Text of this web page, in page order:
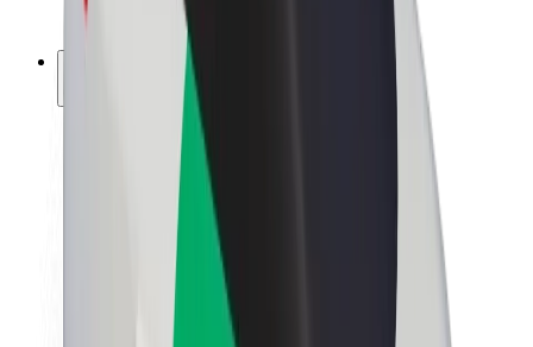
ფრენჩაიზი
ვაკანსიები
Bolt-ის შესახებ
Bolt და ეკომეგობრულობა
ნულოვანი პროექტი
სიახლეები